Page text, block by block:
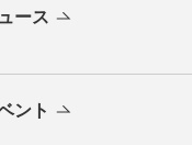
ース
ント